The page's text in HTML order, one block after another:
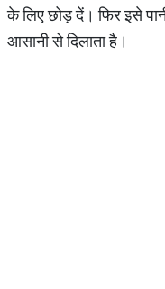
के लिए छोड़ दें। फिर इसे
आसानी से दिलाता है।